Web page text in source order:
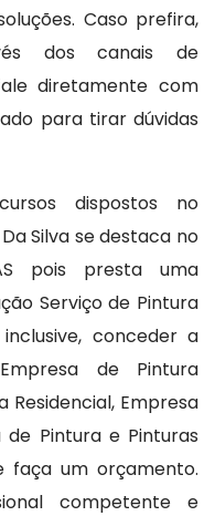
Caso prefira,
dos canais de
diretamente com
para tirar dúvidas
dispostos no
Silva se destaca no
pois presta uma
Serviço de Pintura
conceder a
de Pintura
Residencial, Empresa
Pintura e Pinturas
faça um orçamento.
competente e